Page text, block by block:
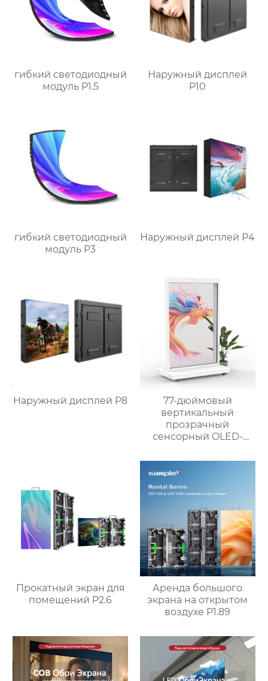
гибкий светодиодный
модуль P1.5
Наружный дисплей
P10
гибкий светодиодный
модуль P3
Наружный дисплей P4
Наружный дисплей P8
77-дюймовый
вертикальный
прозрачный
сенсорный OLED-
Прокатный экран для
помещений P2.6
Аренда большого
экрана на открытом
воздухе P1.89